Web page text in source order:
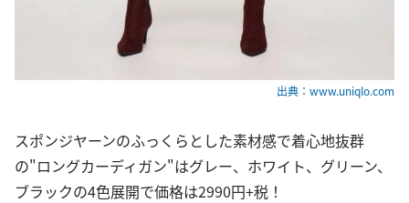
出典：www.uniqlo.com
スポンジヤーンのふっくらとした素材感で着心地抜群
の"ロングカーディガン"はグレー、ホワイト、グリーン、
ブラックの4色展開で価格は2990円+税！